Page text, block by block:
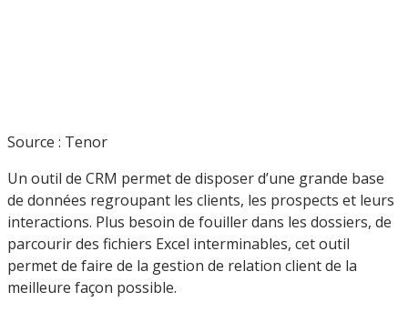
Source : Tenor
Un outil de CRM permet de disposer d’une grande base
de données regroupant les clients, les prospects et leurs
interactions. Plus besoin de fouiller dans les dossiers, de
parcourir des fichiers Excel interminables, cet outil
permet de faire de la gestion de relation client de la
meilleure façon possible.